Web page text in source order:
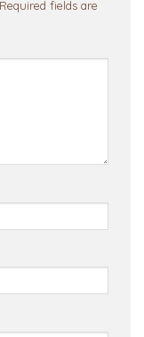
Required fields are